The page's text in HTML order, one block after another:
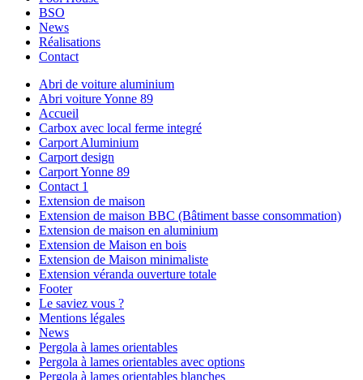
BSO
News
Réalisations
Contact
Abri de voiture aluminium
Abri voiture Yonne 89
Accueil
Carbox avec local ferme integré
Carport Aluminium
Carport design
Carport Yonne 89
Contact 1
Extension de maison
Extension de maison BBC (Bâtiment basse consommation)
Extension de maison en aluminium
Extension de Maison en bois
Extension de Maison minimaliste
Extension véranda ouverture totale
Footer
Le saviez vous ?
Mentions légales
News
Pergola à lames orientables
Pergola à lames orientables avec options
Pergola à lames orientables blanches